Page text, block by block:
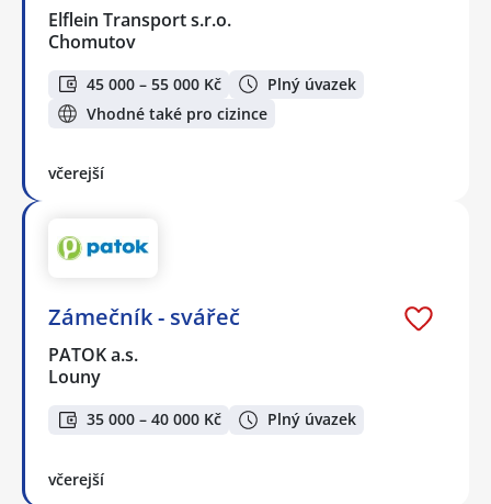
Elflein Transport s.r.o.
Chomutov
45 000 – 55 000 Kč
Plný úvazek
Vhodné také pro cizince
včerejší
Zámečník - svářeč
PATOK a.s.
Louny
35 000 – 40 000 Kč Plný úvazek
včerejší